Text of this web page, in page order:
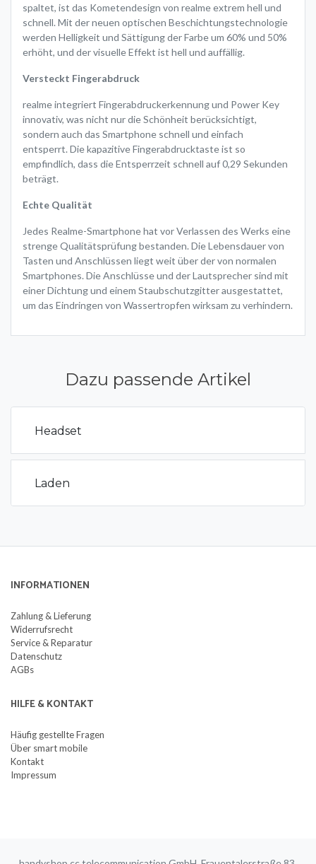
spaltet, ist das Kometendesign von realme extrem hell und
schnell. Mit der neuen optischen Beschichtungstechnologie
werden Helligkeit und Sättigung der Farbe um 60% und 50%
erhöht, und der visuelle Effekt ist hell und auffällig.
Versteckt Fingerabdruck
realme integriert Fingerabdruckerkennung und Power Key
innovativ, was nicht nur die Schönheit berücksichtigt,
sondern auch das Smartphone schnell und einfach
entsperrt. Die kapazitive Fingerabdrucktaste ist so
empfindlich, dass die Entsperrzeit schnell auf 0,29 Sekunden
beträgt.
Echte Qualität
Jedes Realme-Smartphone hat vor Verlassen des Werks eine
strenge Qualitätsprüfung bestanden. Die Lebensdauer von
Tasten und Anschlüssen liegt weit über der von normalen
Smartphones. Die Anschlüsse und der Lautsprecher sind mit
einer Dichtung und einem Staubschutzgitter ausgestattet,
um das Eindringen von Wassertropfen wirksam zu verhindern.
Dazu passende Artikel
Headset
Laden
INFORMATIONEN
Zahlung & Lieferung
Widerrufsrecht
Service & Reparatur
Datenschutz
AGBs
HILFE & KONTAKT
Häufig gestellte Fragen
Über smart mobile
Kontakt
Impressum